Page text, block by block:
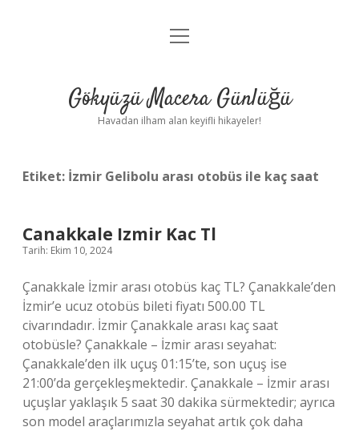
Anasayfa
Yasal Uyarı
menüyü
Gökyüzü Macera Günlüğü
Havadan ilham alan keyifli hikayeler!
Etiket: İzmir Gelibolu arası otobüs ile kaç saat
Canakkale Izmir Kac Tl
Tarih: Ekim 10, 2024
Çanakkale İzmir arası otobüs kaç TL? Çanakkale’den
İzmir’e ucuz otobüs bileti fiyatı 500.00 TL
civarındadır. İzmir Çanakkale arası kaç saat
otobüsle? Çanakkale – İzmir arası seyahat:
Çanakkale’den ilk uçuş 01:15’te, son uçuş ise
21:00’da gerçekleşmektedir. Çanakkale – İzmir arası
uçuşlar yaklaşık 5 saat 30 dakika sürmektedir; ayrıca
son model araçlarımızla seyahat artık çok daha